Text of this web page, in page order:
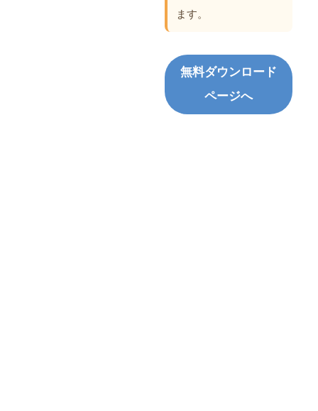
ます。
無料ダウンロード
ページへ